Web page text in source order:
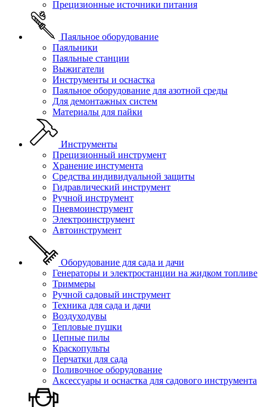
Прецизионные источники питания
Паяльное оборудование
Паяльники
Паяльные станции
Выжигатели
Инструменты и оснастка
Паяльное оборудование для азотной среды
Для демонтажных систем
Материалы для пайки
Инструменты
Прецизионный инструмент
Хранение инстумента
Средства индивидуальной защиты
Гидравлический инструмент
Ручной инструмент
Пневмоинструмент
Электроинструмент
Автоинструмент
Оборудование для сада и дачи
Генераторы и электростанции на жидком топливе
Триммеры
Ручной садовый инструмент
Техника для сада и дачи
Воздуходувы
Тепловые пушки
Цепные пилы
Краскопульты
Перчатки для сада
Поливочное оборудование
Аксессуары и оснастка для садового инструмента